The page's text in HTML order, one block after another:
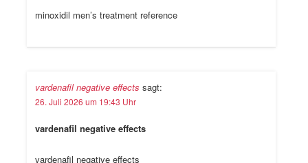
minoxidil men’s treatment reference
vardenafil negative effects sagt:
26. Juli 2026 um 19:43 Uhr
vardenafil negative effects
vardenafil negative effects